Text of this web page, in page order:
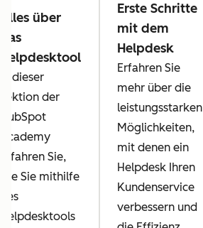
Alles über
das
Helpdesktool
In dieser
Lektion der
HubSpot
Academy
erfahren Sie,
wie Sie mithilfe
des
Helpdesktools
Erste Schritte
mit dem
Helpdesk
Erfahren Sie
mehr über die
leistungsstarken
Möglichkeiten,
mit denen ein
Helpdesk Ihren
Kundenservice
verbessern und